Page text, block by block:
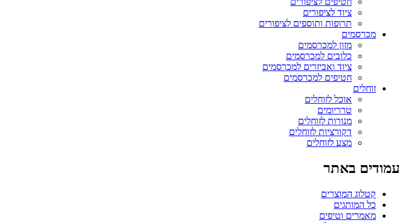
ציוד לציפורים
תרופות ותוספים לציפורים
מכרסמים
מזון למכרסמים
כלובים למכרסמים
ציוד ואביזרים למכרסמים
חטיפים למכרסמים
זוחלים
אוכל לזוחלים
טרריומים
מנורות לזוחלים
דקורציות לזוחלים
מצע לזוחלים
עמודים באתר
קטלוג המוצרים
כל המותגים
מאמרים וטיפים